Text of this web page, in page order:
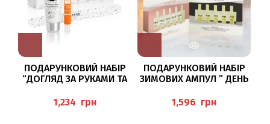
ПОДАРУНКОВИЙ НАБІР
“ДОГЛЯД ЗА РУКАМИ ТА
грн
ПОДАРУНКОВИЙ НАБІР
ЗИМОВИХ АМПУЛ ” ДЕНЬ
грн